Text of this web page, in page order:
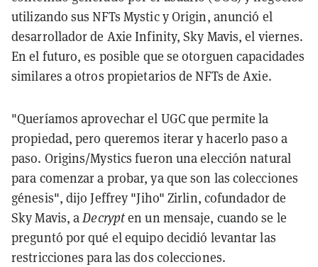
utilizando sus NFTs Mystic y Origin, anunció el
desarrollador de Axie Infinity, Sky Mavis, el viernes.
En el futuro, es posible que se otorguen capacidades
similares a otros propietarios de NFTs de Axie.
"Queríamos aprovechar el UGC que permite la
propiedad, pero queremos iterar y hacerlo paso a
paso. Origins/Mystics fueron una elección natural
para comenzar a probar, ya que son las colecciones
génesis", dijo Jeffrey "Jiho" Zirlin, cofundador de
Sky Mavis, aDecrypten un mensaje, cuando se le
preguntó por qué el equipo decidió levantar las
restricciones para las dos colecciones.